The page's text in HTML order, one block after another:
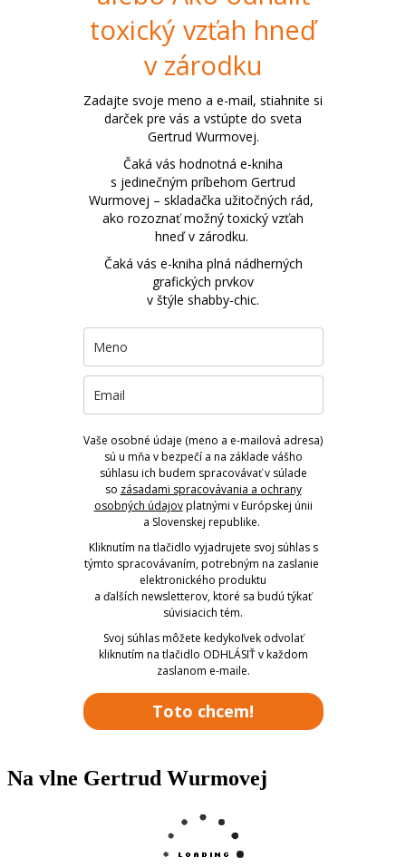
toxický vzťah hneď
v zárodku
Zadajte svoje meno a e-mail, stiahnite si
darček pre vás a vstúpte do sveta
Gertrud Wurmovej.
Čaká vás hodnotná e-kniha
s jedinečným príbehom Gertrud
Wurmovej – skladačka užitočných rád,
ako rozoznať možný toxický vzťah
hneď v zárodku.
Čaká vás e-kniha plná nádherných
grafických prvkov
v štýle shabby-chic.
Vaše osobné údaje (meno a e-mailová adresa)
sú u mňa v bezpečí a na základe vášho
súhlasu ich budem spracovávať v súlade
so zásadami spracovávania a ochrany
osobných údajovplatnými v Európskej únii
a Slovenskej republike.
Kliknutím na tlačidlo vyjadrujete svoj súhlas s
týmto spracovávaním, potrebným na zaslanie
elektronického produktu
a ďalších newsletterov, ktoré sa budú týkať
súvisiacich tém.
Svoj súhlas môžete kedykoľvek odvolať
kliknutím na tlačidlo ODHLÁSIŤ v každom
zaslanom e-maile.
Toto chcem!
Na vlne Gertrud Wurmovej